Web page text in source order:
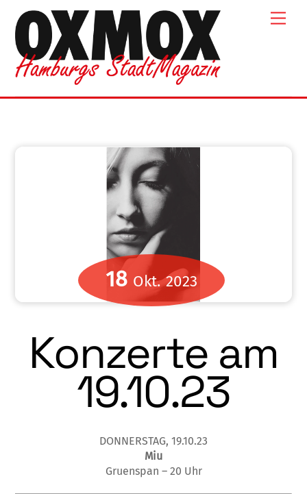
content
18 Okt. 2023
Konzerte am
19.10.23
DONNERSTAG, 19.10.23
Miu
Gruenspan – 20 Uhr